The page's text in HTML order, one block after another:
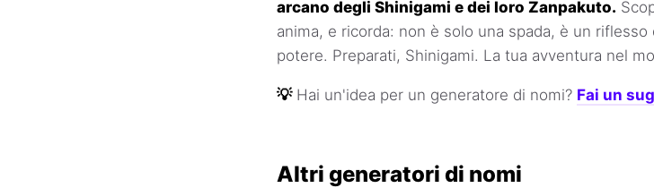
arcano degli Shinigami e dei loro Zanpakuto.
anima, e ricorda: non è solo una spada, è un
potere. Preparati, Shinigami. La tua avventura nel
💡 Hai un'idea per un generatore di nomi? Fai un
Altri generatori di nomi